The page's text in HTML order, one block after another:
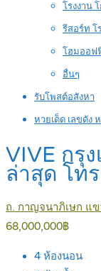
โรงงาน
รีสอร์ท โ
โฮมออฟ
อื่นๆ
รับโพสต์อสังหา
หวยเด็ด เลขดัง
VIVE กรุ
ล่าสุด โท
ถ. กาญจนาภิเษก แ
68,000,000฿
4 ห้องนอน